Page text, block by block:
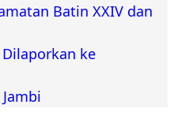
Batin XXIV dan
ke